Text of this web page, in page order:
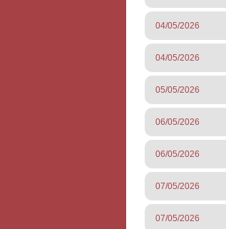
04/05/2026
04/05/2026
05/05/2026
06/05/2026
06/05/2026
07/05/2026
07/05/2026